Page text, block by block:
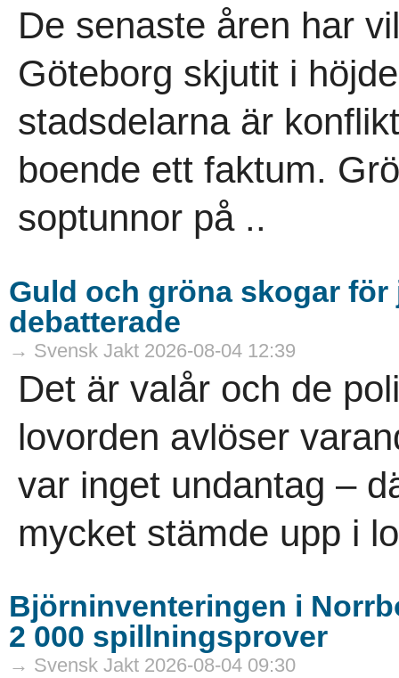
De senaste åren har
Göteborg skjutit i
stadsdelarna är
boende ett faktum.
soptunnor på ..
Guld och gröna skogar
debatterade
→ Svensk Jakt 2026-08-04 12:39
Det är valår och de
lovorden avlöser
var inget undantag –
mycket stämde upp i
Björninventeringen i
2 000 spillningsprover
→ Svensk Jakt 2026-08-04 09:30